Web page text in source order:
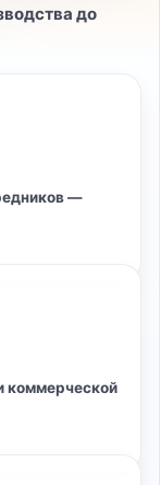
до
—
коммерческой